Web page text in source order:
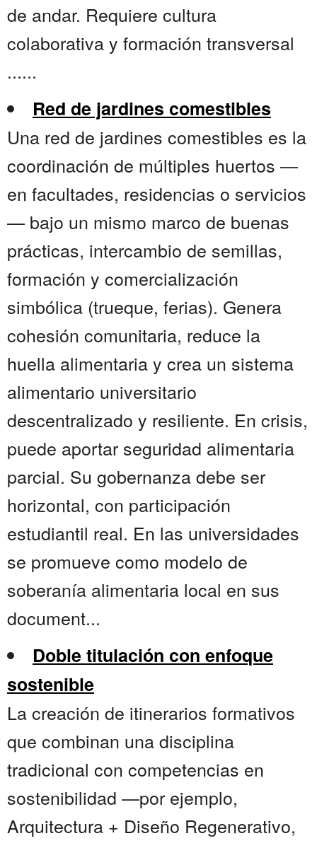
de andar. Requiere cultura
colaborativa y formación transversal
......
Red de jardines comestibles
Una red de jardines comestibles es la
coordinación de múltiples huertos —
en facultades, residencias o servicios
— bajo un mismo marco de buenas
prácticas, intercambio de semillas,
formación y comercialización
simbólica (trueque, ferias). Genera
cohesión comunitaria, reduce la
huella alimentaria y crea un sistema
alimentario universitario
descentralizado y resiliente. En crisis,
puede aportar seguridad alimentaria
parcial. Su gobernanza debe ser
horizontal, con participación
estudiantil real. En las universidades
se promueve como modelo de
soberanía alimentaria local en sus
document...
Doble titulación con enfoque
sostenible
La creación de itinerarios formativos
que combinan una disciplina
tradicional con competencias en
sostenibilidad —por ejemplo,
Arquitectura + Diseño Regenerativo,